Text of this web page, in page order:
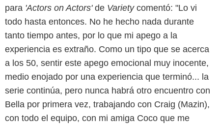
para 'Actors on Actors' de Variety comentó: "Lo vi
todo hasta entonces. No he hecho nada durante
tanto tiempo antes, por lo que mi apego a la
experiencia es extraño. Como un tipo que se acerca
a los 50, sentir este apego emocional muy inocente,
medio enojado por una experiencia que terminó... la
serie continúa, pero nunca habrá otro encuentro con
Bella por primera vez, trabajando con Craig (Mazin),
con todo el equipo, con mi amiga Coco que me
HBO max